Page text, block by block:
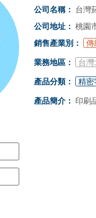
公司名稱：
台灣
公司地址： 桃園
銷售產業別：
傳
業務地區： 台灣
產品分類： 精密
產品簡介： 印刷